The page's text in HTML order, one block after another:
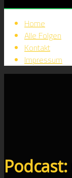
Home
Alle Folgen
Kontakt
Impressum
Podcast: